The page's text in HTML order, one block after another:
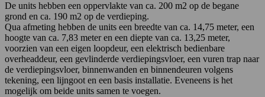
De units hebben een oppervlakte van ca. 200 m2 op de begane
grond en ca. 190 m2 op de verdieping.
Qua afmeting hebben de units een breedte van ca. 14,75 meter, een
hoogte van ca. 7,83 meter en een diepte van ca. 13,25 meter,
voorzien van een eigen loopdeur, een elektrisch bedienbare
overheaddeur, een gevlinderde verdiepingsvloer, een vuren trap naar
de verdiepingsvloer, binnenwanden en binnendeuren volgens
tekening, een lijngoot en een basis installatie. Eveneens is het
mogelijk om beide units samen te voegen.